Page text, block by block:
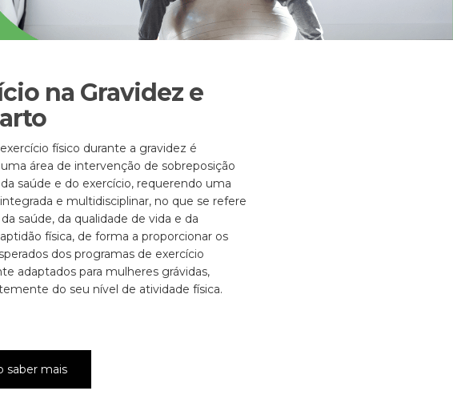
na Gravidez e
físico durante a gravidez é
área de intervenção de sobreposição
saúde e do exercício, requerendo uma
e multidisciplinar, no que se refere
saúde, da qualidade de vida e da
física, de forma a proporcionar os
dos programas de exercício
adaptados para mulheres grávidas,
do seu nível de atividade física.
saber mais